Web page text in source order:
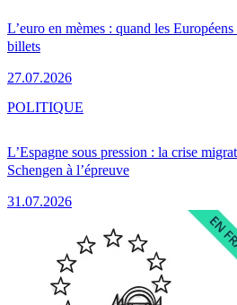
L’euro en mèmes : quand les
billets
27.07.2026
L’Espagne sous pression : la crise
Schengen à l’épreuve
31.07.2026
POLITIQUE